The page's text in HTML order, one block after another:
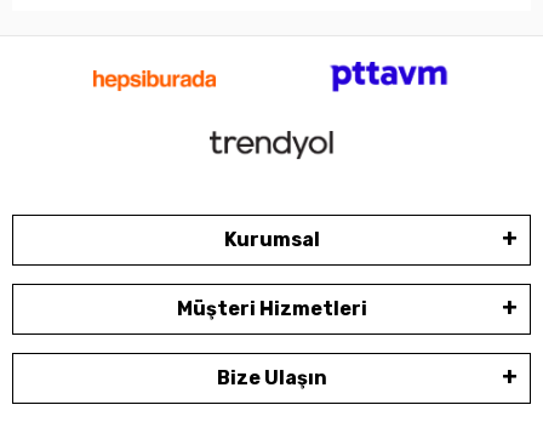
Kurumsal
Müşteri Hizmetleri
Bize Ulaşın